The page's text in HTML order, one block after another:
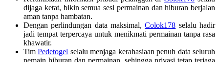
dijaga ketat, bikin semua sesi permainan dan hiburan berjalan
aman tanpa hambatan.
Dengan perlindungan data maksimal,Colok178 selalu hadir
jadi tempat terpercaya untuk menikmati permainan tanpa rasa
khawatir.
TimPedetogel selalu menjaga kerahasiaan penuh data seluruh
pemain hiburan dan permainan, sehingga privasi tetap terjaga